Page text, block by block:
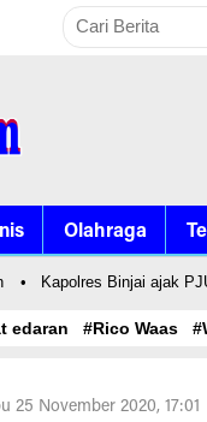
Olahraga
Kapolres Binjai ajak PJU
edaran #Rico Waas
25 November 2020, 17:01